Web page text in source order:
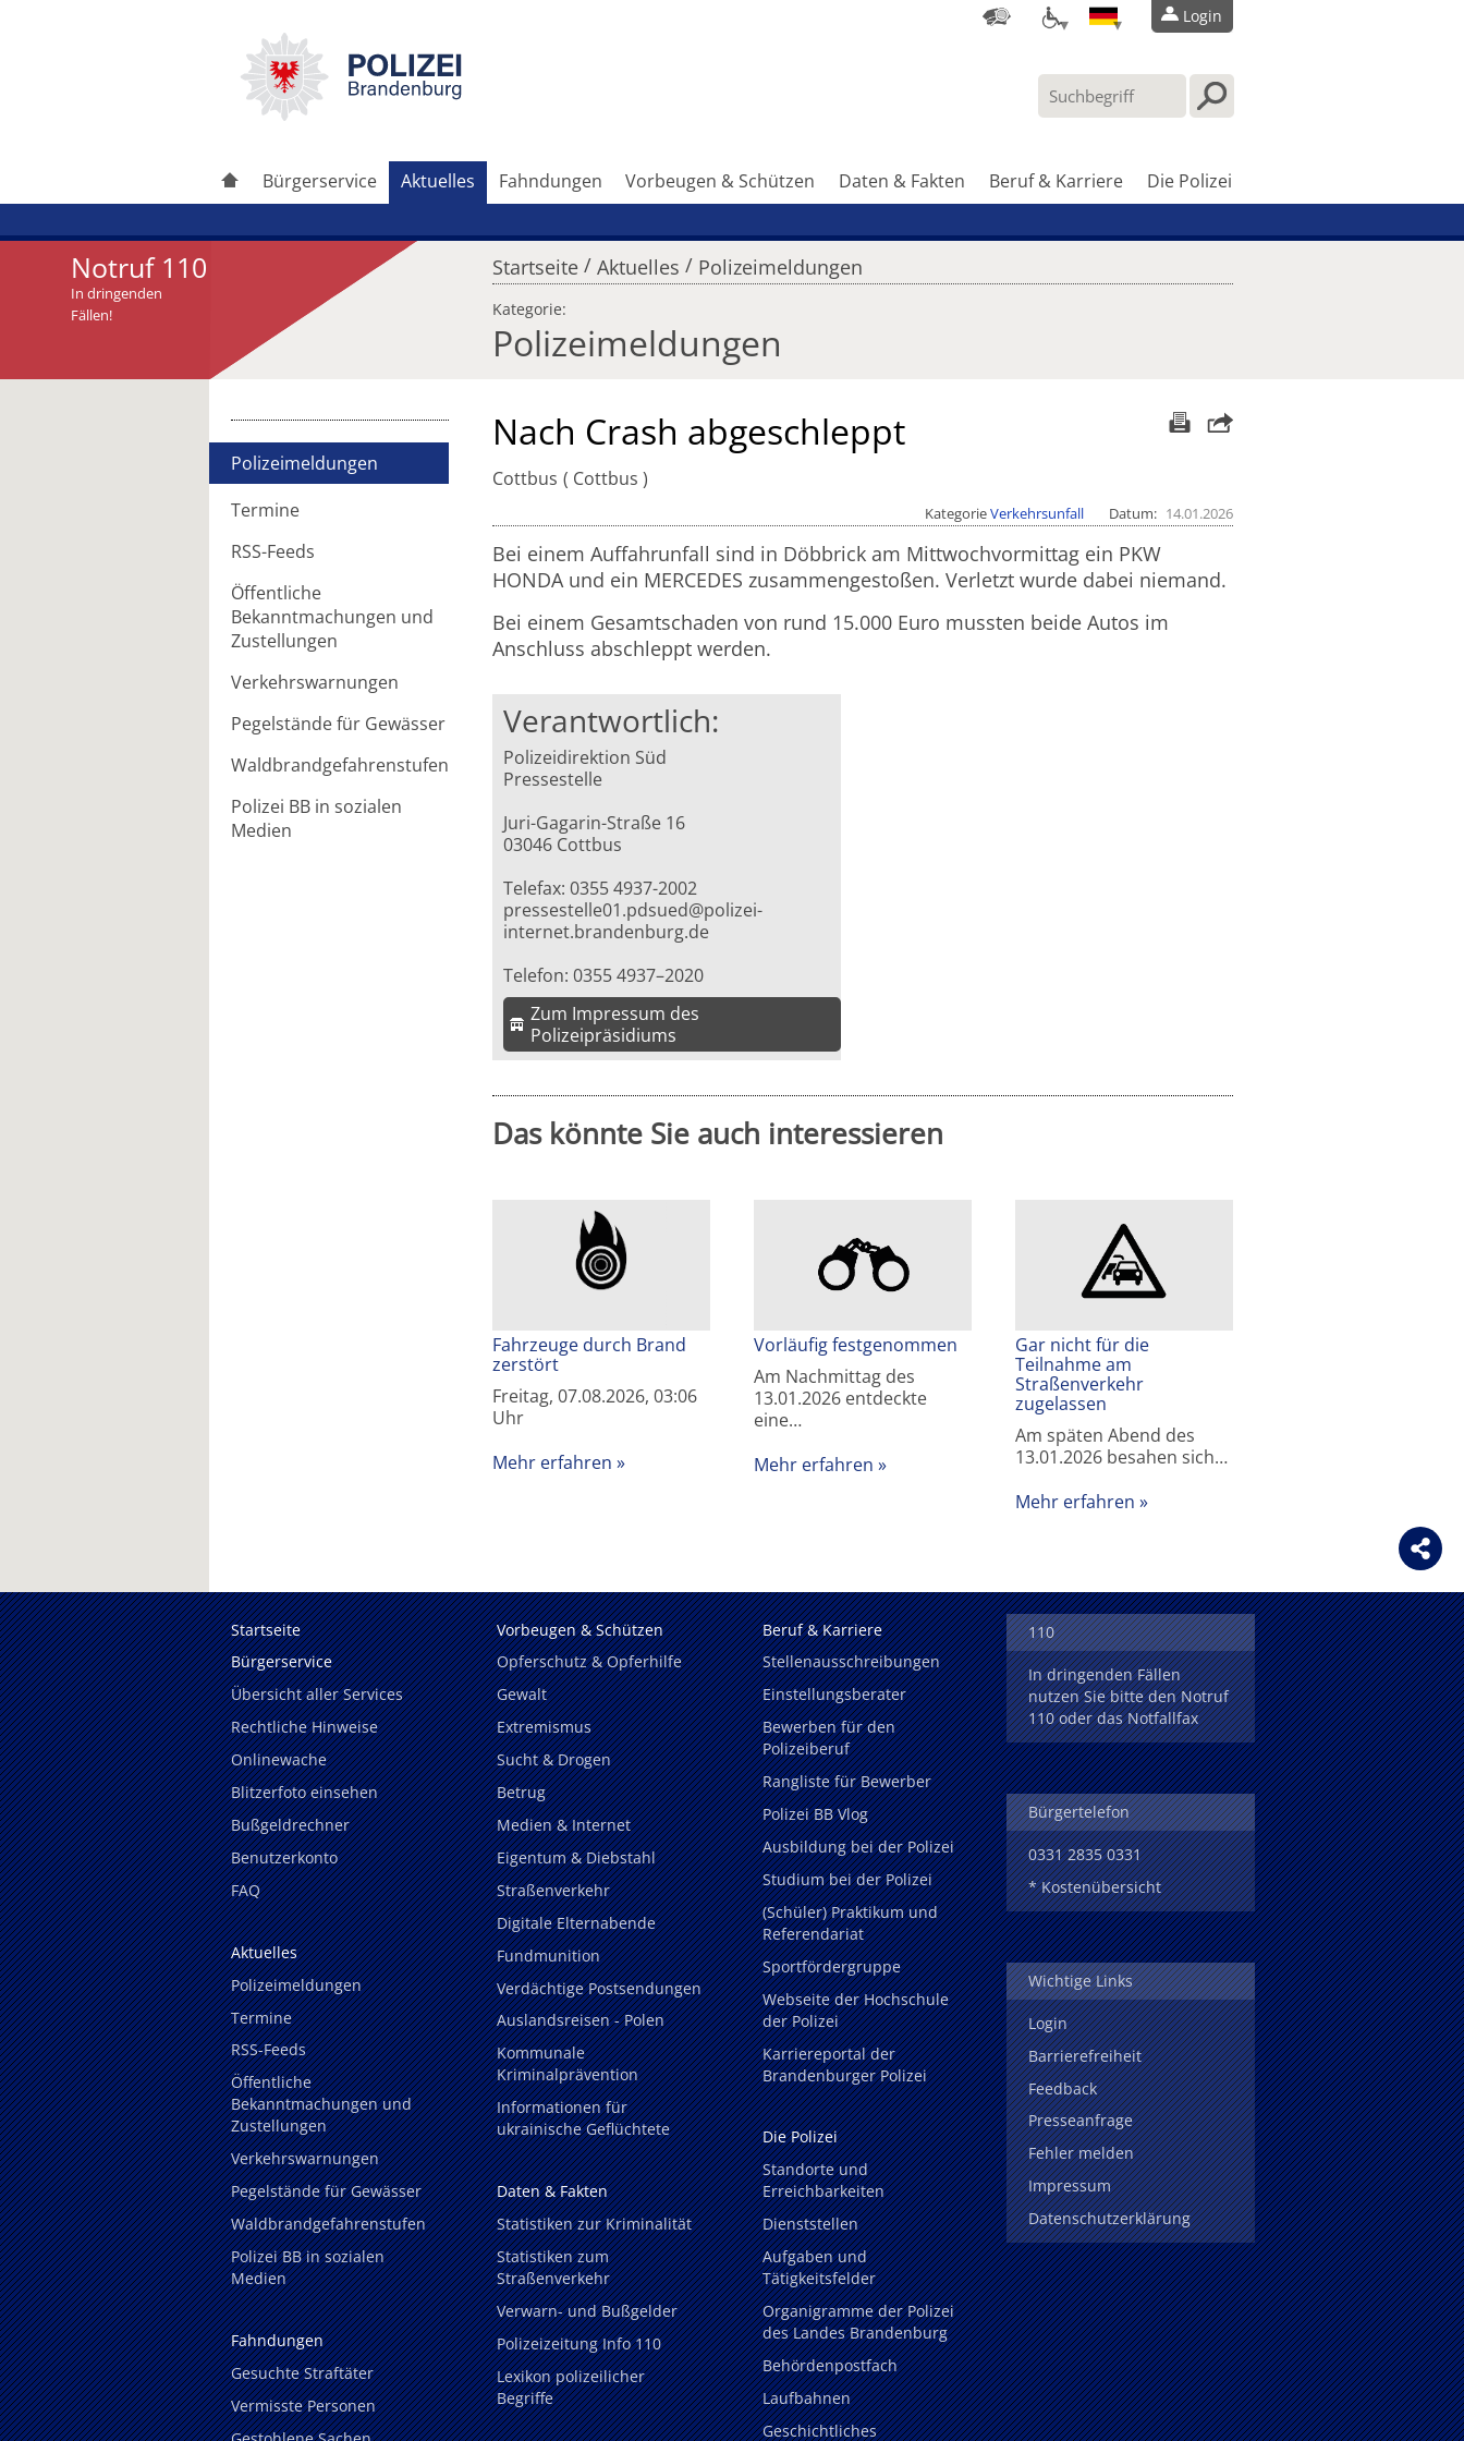
Login
Bürgerservice Aktuelles Fahndungen Vorbeugen & Schützen Daten & Fakten Beruf & Karriere Die Polizei
Notruf 110
In dringenden
Fällen!
Startseite / Aktuelles / Polizeimeldungen
Kategorie:
Polizeimeldungen
Polizeimeldungen
Termine
RSS-Feeds
Öffentliche
Bekanntmachungen und
Zustellungen
Verkehrswarnungen
Pegelstände für Gewässer
Waldbrandgefahrenstufen
Polizei BB in sozialen
Medien
Artikel weiterleiten Nach Crash abgeschleppt
Cottbus Cottbus
KategorieVerkehrsunfall Datum 14.01.2026
Bei einem Auffahrunfall sind in Döbbrick am Mittwochvormittag ein PKW
HONDA und ein MERCEDES zusammengestoßen. Verletzt wurde dabei niemand.
Bei einem Gesamtschaden von rund 15.000 Euro mussten beide Autos im
Anschluss abschleppt werden.
Verantwortlich:
Polizeidirektion Süd
Pressestelle
Juri-Gagarin-Straße 16
03046 Cottbus
Telefax: 0355 4937-2002
pressestelle01.pdsued@polizei-
internet.brandenburg.de
Telefon: 0355 4937–2020
Zum Impressum des
Polizeipräsidiums
Das könnte Sie auch interessieren
Fahrzeuge durch Brand
zerstört
Freitag, 07.08.2026, 03:06
Uhr
Mehr erfahren
Vorläufig festgenommen
Am Nachmittag des
13.01.2026 entdeckte
eine…
Mehr erfahren
Gar nicht für die
Teilnahme am
Straßenverkehr
zugelassen
Am späten Abend des
13.01.2026 besahen sich…
Mehr erfahren
Startseite
Bürgerservice
Übersicht aller Services
Rechtliche Hinweise
Onlinewache
Blitzerfoto einsehen
Bußgeldrechner
Benutzerkonto
FAQ
Aktuelles
Polizeimeldungen
Termine
RSS-Feeds
Öffentliche
Bekanntmachungen und
Zustellungen
Verkehrswarnungen
Pegelstände für Gewässer
Waldbrandgefahrenstufen
Polizei BB in sozialen
Medien
Fahndungen
Gesuchte Straftäter
Vermisste Personen
Vorbeugen & Schützen
Opferschutz & Opferhilfe
Gewalt
Extremismus
Sucht & Drogen
Betrug
Medien & Internet
Eigentum & Diebstahl
Straßenverkehr
Digitale Elternabende
Fundmunition
Verdächtige Postsendungen
Auslandsreisen - Polen
Kommunale
Kriminalprävention
Informationen für
ukrainische Geflüchtete
Daten & Fakten
Statistiken zur Kriminalität
Statistiken zum
Straßenverkehr
Verwarn- und Bußgelder
Polizeizeitung Info 110
Lexikon polizeilicher
Begriffe
Beruf & Karriere
Stellenausschreibungen
Einstellungsberater
Bewerben für den
Polizeiberuf
Rangliste für Bewerber
Polizei BB Vlog
Ausbildung bei der Polizei
Studium bei der Polizei
(Schüler) Praktikum und
Referendariat
Sportfördergruppe
Webseite der Hochschule
der Polizei
Karriereportal der
Brandenburger Polizei
Die Polizei
Standorte und
Erreichbarkeiten
Dienststellen
Aufgaben und
Tätigkeitsfelder
Organigramme der Polizei
des Landes Brandenburg
Behördenpostfach
Laufbahnen
Geschichtliches
110
In dringenden Fällen
nutzen Sie bitte den Notruf
110 oder das Notfallfax
Bürgertelefon
0331 2835 0331
* Kostenübersicht
Wichtige Links
Login
Barrierefreiheit
Feedback
Presseanfrage
Fehler melden
Impressum
Datenschutzerklärung